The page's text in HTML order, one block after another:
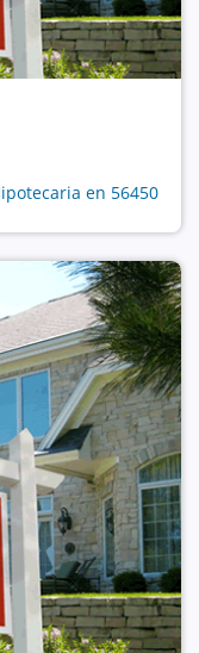
en 56450